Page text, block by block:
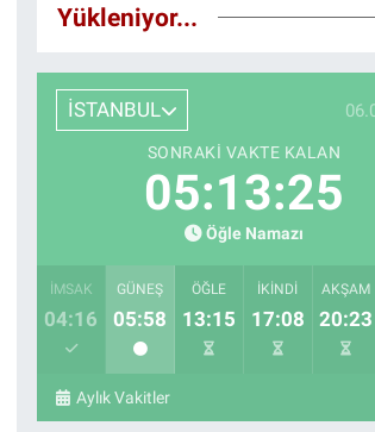
Yükleniyor...
İSTANBUL
SONRAKI VAKTE KALAN
05:13:23
Öğle Namazı
İMSAK
04:16
GÜNEŞ
05:58
ÖĞLE
13:15
İKINDI
17:08
AKŞAM
20:23
Aylık Vakitler